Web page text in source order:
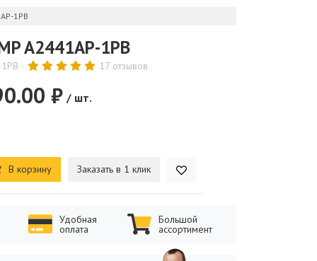
1PB
A2441AP-1PB
17 отзывов
₽ / шт.
В корзину Заказать в 1 клик
Удобная
оплата
Большой
ассортимент